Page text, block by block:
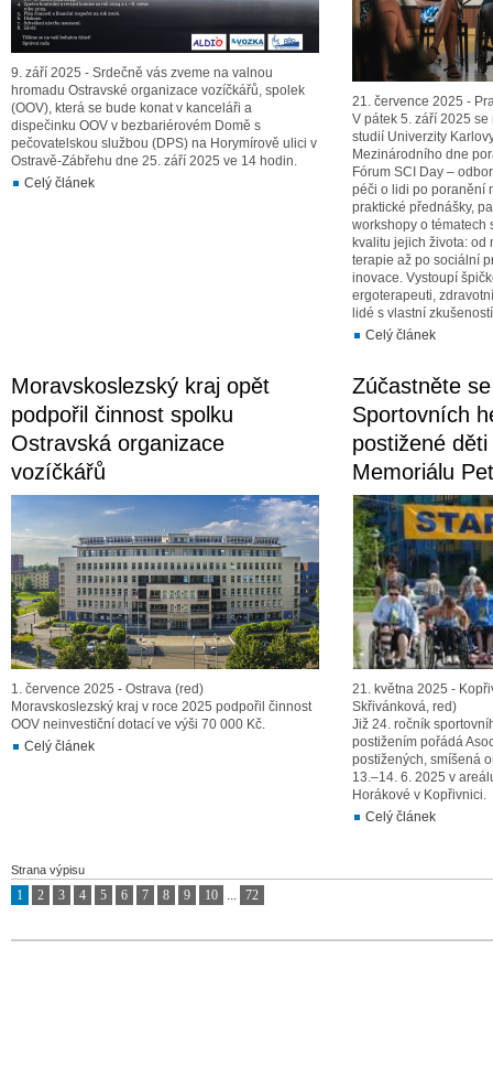
9. září 2025 - Srdečně vás zveme na valnou
hromadu Ostravské organizace vozíčkářů, spolek
(OOV), která se bude konat v kanceláři a
dispečinku OOV v bezbariérovém Domě s
pečovatelskou službou (DPS) na Horymírově ulici v
Ostravě-Zábřehu dne 25. září 2025 ve 14 hodin.
Celý článek
21. července 2025 -
V pátek 5. září 2025
studií Univerzity
Mezinárodního dne
Fórum SCI Day –
péči o lidi po poranění
praktické přednášky,
workshopy o tématech
kvalitu jejich života: od
terapie až po sociální
inovace. Vystoupí
ergoterapeuti,
lidé s vlastní
Celý článek
Moravskoslezský kraj opět
podpořil činnost spolku
Ostravská organizace
vozíčkářů
1. července 2025 - Ostrava (red)
Moravskoslezský kraj v roce 2025 podpořil činnost
OOV neinvestiční dotací ve výši 70 000 Kč.
Celý článek
Zúčastněte
Sportovních
postižené
Memoriálu
21. května 2025 -
Skřivánková, red)
Již 24. ročník
postižením pořádá
postižených, smíšená
13.–14. 6. 2025 v
Horákové v Kopřivnici.
Celý článek
Strana výpisu
1 2 3 4 5 6 7 8 9 10 ... 72